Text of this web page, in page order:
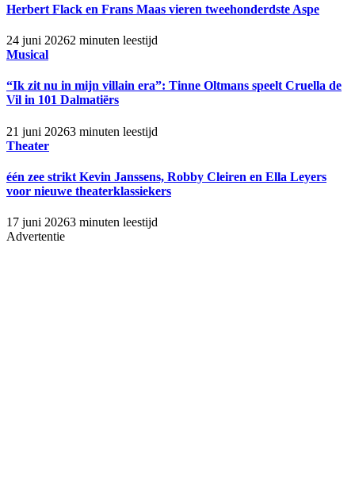
Herbert Flack en Frans Maas vieren tweehonderdste Aspe
24 juni 20262 minuten leestijd
Musical
“Ik zit nu in mijn villain era”: Tinne Oltmans speelt Cruella de
Vil in 101 Dalmatiërs
21 juni 20263 minuten leestijd
Theater
één zee strikt Kevin Janssens, Robby Cleiren en Ella Leyers
voor nieuwe theaterklassiekers
17 juni 20263 minuten leestijd
Advertentie